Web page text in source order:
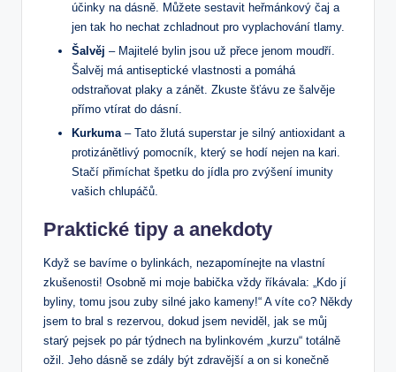
účinky na dásně. Můžete sestavit heřmánkový čaj a
jen tak ho nechat zchladnout pro vyplachování tlamy.
Šalvěj – Majitelé bylin jsou už přece jenom moudří.
Šalvěj má antiseptické vlastnosti a pomáhá
odstraňovat plaky a zánět. Zkuste šťávu ze šalvěje
přímo vtírat do dásní.
Kurkuma– Tato žlutá superstar je silný antioxidant a
protizánětlivý pomocník, který se hodí nejen na kari.
Stačí přimíchat špetku do jídla pro zvýšení imunity
vašich chlupáčů.
Praktické tipy a anekdoty
Když se bavíme o bylinkách, nezapomínejte na vlastní
zkušenosti! Osobně mi moje babička vždy říkávala: „Kdo jí
byliny, tomu jsou zuby silné jako kameny!“ A víte co? Někdy
jsem to bral s rezervou, dokud jsem neviděl, jak se můj
starý pejsek po pár týdnech na bylinkovém „kurzu“ totálně
ožil. Jeho dásně se zdály být zdravější a on si konečně